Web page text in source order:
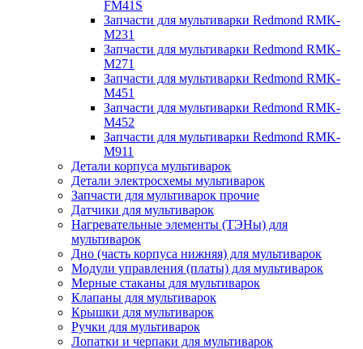
FM41S
Запчасти для мультиварки Redmond RMK-
M231
Запчасти для мультиварки Redmond RMK-
M271
Запчасти для мультиварки Redmond RMK-
M451
Запчасти для мультиварки Redmond RMK-
M452
Запчасти для мультиварки Redmond RMK-
M911
Детали корпуса мультиварок
Детали электросхемы мультиварок
Запчасти для мультиварок прочие
Датчики для мультиварок
Нагревательные элементы (ТЭНы) для
мультиварок
Дно (часть корпуса нижняя) для мультиварок
Модули управления (платы) для мультиварок
Мерные стаканы для мультиварок
Клапаны для мультиварок
Крышки для мультиварок
Ручки для мультиварок
Лопатки и черпаки для мультиварок